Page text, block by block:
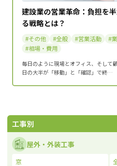
建設業の営業革命：負担を
る戦略とは？
その他 全般 営業活動
相場・費用
毎日のように現場とオフィス、そして
日の大半が「移動」と「確認」で終…
工事別
屋外・外装工事
窓